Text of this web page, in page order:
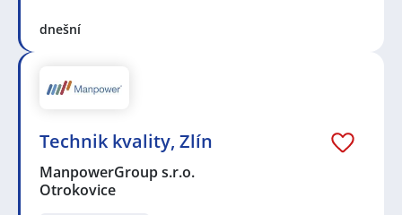
dnešní
Technik kvality, Zlín
ManpowerGroup s.r.o.
Otrokovice